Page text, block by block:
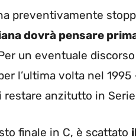
preventivamente
dovrà pensare
un eventuale
l’ultima volta nel
restare anzitutto in
finale in C, è scattato